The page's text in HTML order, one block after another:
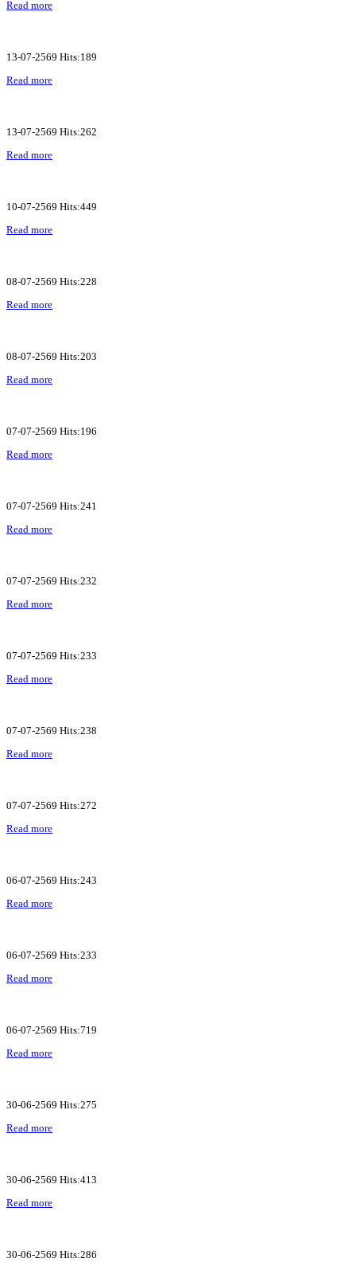
Read more
13-07-2569 Hits:189
Read more
13-07-2569 Hits:262
Read more
10-07-2569 Hits:449
Read more
08-07-2569 Hits:228
Read more
08-07-2569 Hits:203
Read more
07-07-2569 Hits:196
Read more
07-07-2569 Hits:241
Read more
07-07-2569 Hits:232
Read more
07-07-2569 Hits:233
Read more
07-07-2569 Hits:238
Read more
07-07-2569 Hits:272
Read more
06-07-2569 Hits:243
Read more
06-07-2569 Hits:233
Read more
06-07-2569 Hits:719
Read more
30-06-2569 Hits:275
Read more
30-06-2569 Hits:413
Read more
30-06-2569 Hits:286